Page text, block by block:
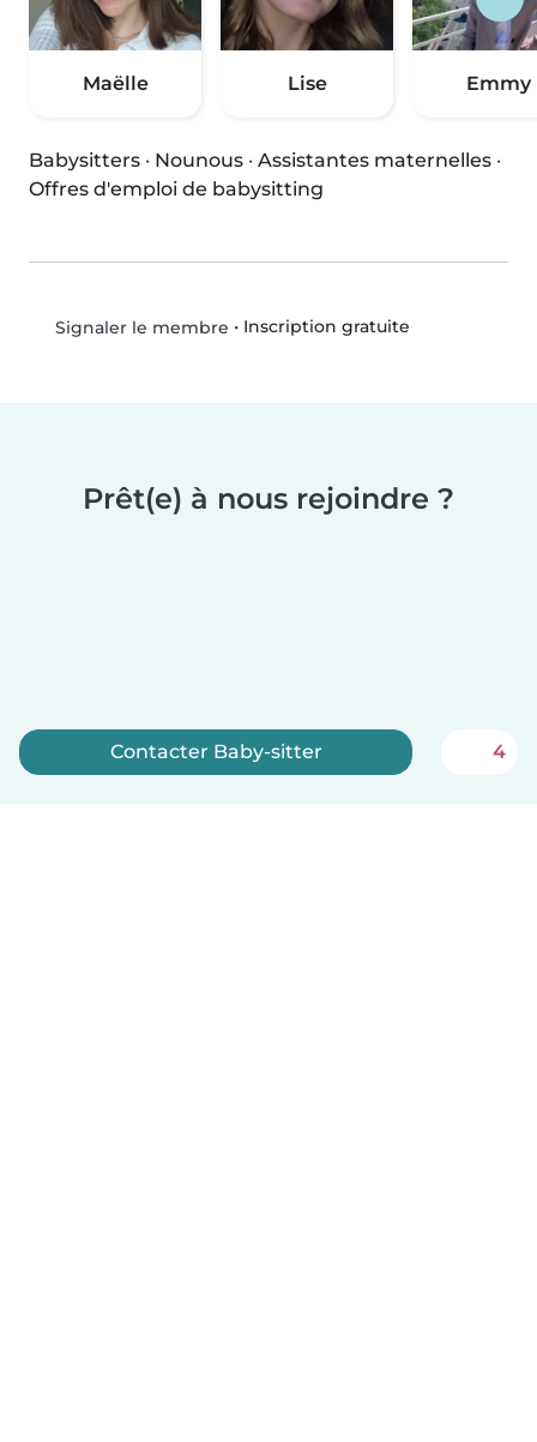
Maëlle Lise Emmy
Babysitters · Nounous · Assistantes maternelles ·
Offres d'emploi de babysitting
Signaler le membre • Inscription gratuite
Prêt(e) à nous rejoindre ?
Contacter Baby-sitter 4